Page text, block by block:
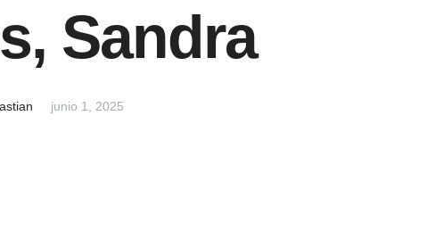
Sandra
junio 1, 2025